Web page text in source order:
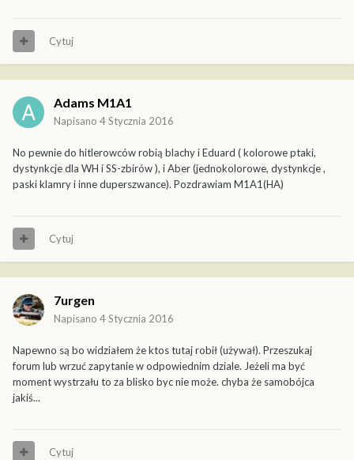
Cytuj
Adams M1A1
Napisano 4 Stycznia 2016
No pewnie do hitlerowców robią blachy i Eduard ( kolorowe ptaki,
dystynkcje dla WH i SS-zbirów ), i Aber (jednokolorowe, dystynkcje ,
paski klamry i inne duperszwance). Pozdrawiam M1A1(HA)
Cytuj
7urgen
Napisano 4 Stycznia 2016
Napewno są bo widziałem że ktos tutaj robił (używał). Przeszukaj
forum lub wrzuć zapytanie w odpowiednim dziale. Jeżeli ma być
moment wystrzału to za blisko byc nie może. chyba że samobójca
jakiś...
Cytuj